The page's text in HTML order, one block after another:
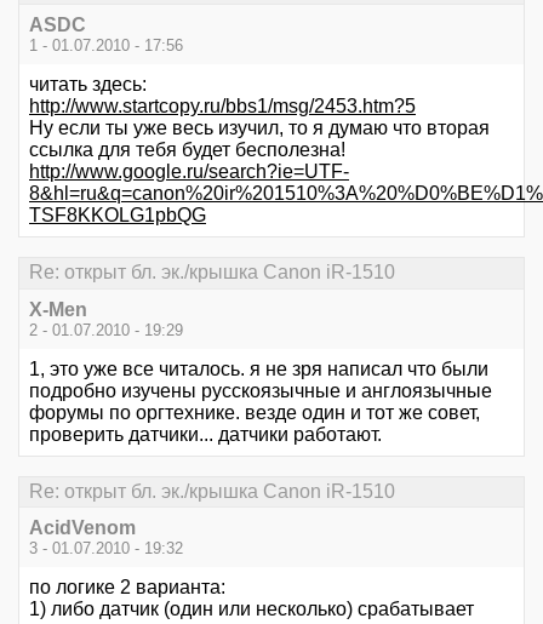
ASDC
1 - 01.07.2010 - 17:56
читать здесь:
http://www.startcopy.ru/bbs1/msg/2453.htm?5
Ну если ты уже весь изучил, то я думаю что вторая
ссылка для тебя будет бесполезна!
http://www.google.ru/search?ie=UTF-
TSF8KKOLG1pbQG
Re: открыт бл. эк./крышка Canon iR-1510
X-Men
2 - 01.07.2010 - 19:29
1, это уже все читалось. я не зря написал что были
подробно изучены русскоязычные и англоязычные
форумы по оргтехнике. везде один и тот же совет,
проверить датчики... датчики работают.
Re: открыт бл. эк./крышка Canon iR-1510
AcidVenom
3 - 01.07.2010 - 19:32
по логике 2 варианта:
1) либо датчик (один или несколько) срабатывает